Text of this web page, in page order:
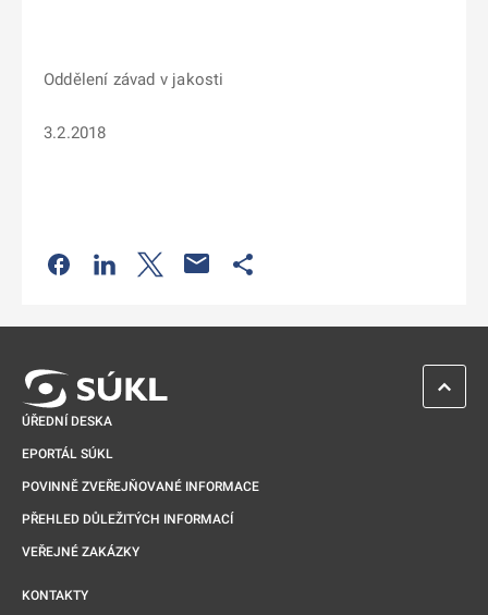
Oddělení závad v jakosti
3.2.2018
Odkaz se otevře na nové kartě
Odkaz se otevře na nové kartě
Odkaz se otevře na nové kartě
ÚŘEDNÍ DESKA
EPORTÁL SÚKL
POVINNĚ ZVEŘEJŇOVANÉ INFORMACE
PŘEHLED DŮLEŽITÝCH INFORMACÍ
VEŘEJNÉ ZAKÁZKY
KONTAKTY
ZPĚT